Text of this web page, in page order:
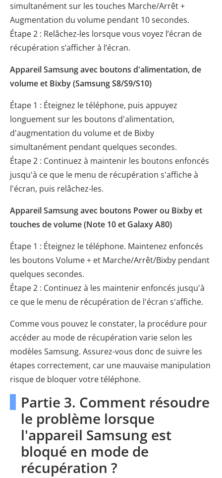
simultanément sur les touches Marche/Arrêt +
Augmentation du volume pendant 10 secondes.
Étape 2 : Relâchez-les lorsque vous voyez l’écran de
récupération s’afficher à l’écran.
Appareil Samsung avec boutons d'alimentation, de
volume et Bixby (Samsung S8/S9/S10)
Étape 1 : Éteignez le téléphone, puis appuyez
longuement sur les boutons d'alimentation,
d'augmentation du volume et de Bixby
simultanément pendant quelques secondes.
Étape 2 : Continuez à maintenir les boutons enfoncés
jusqu'à ce que le menu de récupération s'affiche à
l'écran, puis relâchez-les.
Appareil Samsung avec boutons Power ou Bixby et
touches de volume (Note 10 et Galaxy A80)
Étape 1 : Éteignez le téléphone. Maintenez enfoncés
les boutons Volume + et Marche/Arrêt/Bixby pendant
quelques secondes.
Étape 2 : Continuez à les maintenir enfoncés jusqu'à
ce que le menu de récupération de l'écran s'affiche.
Comme vous pouvez le constater, la procédure pour
accéder au mode de récupération varie selon les
modèles Samsung. Assurez-vous donc de suivre les
étapes correctement, car une mauvaise manipulation
risque de bloquer votre téléphone.
Partie 3. Comment résoudre
le problème lorsque
l'appareil Samsung est
bloqué en mode de
récupération ?